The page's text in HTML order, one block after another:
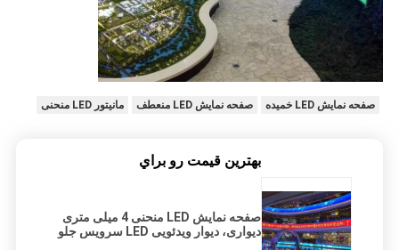
صفحه نمایش LED خمیده صفحه نمایش LED منعطف مانیتور LED منحنی
بهترين قيمت رو براي
صفحه نمایش LED منحنی 4 میلی متری
دیواری، دیوار ویدئویی LED سرویس جلو